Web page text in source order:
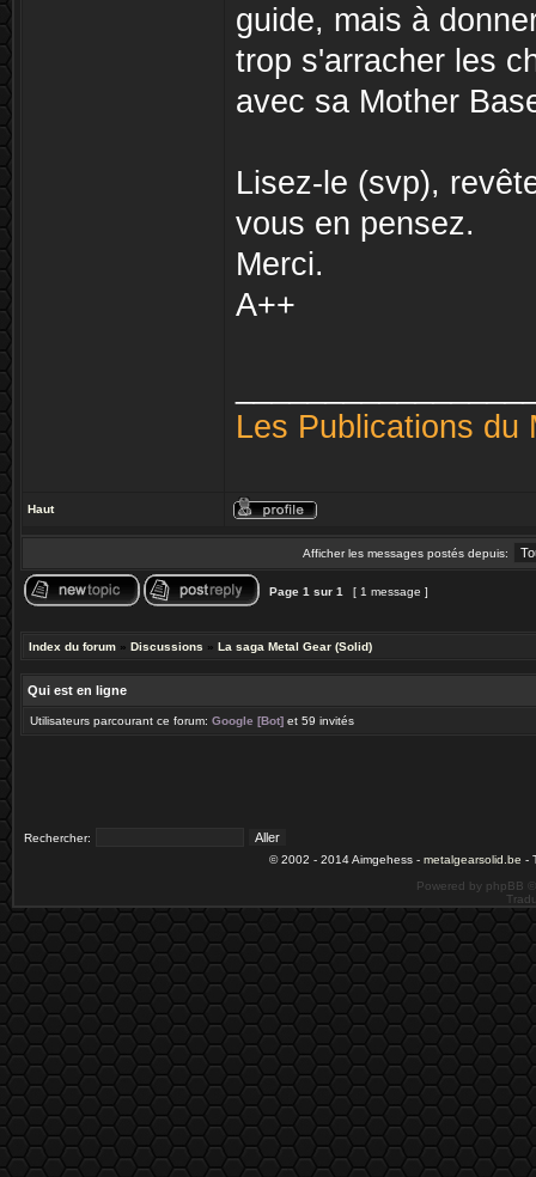
guide, mais à
trop s'arracher les
avec sa Mother
Lisez-le (svp),
vous en pensez.
Merci.
A++
Les Publications du
Haut
Afficher les messages postés depuis:
Page 1 sur 1 [ 1 message ]
Index du forum » Discussions » La saga Metal Gear (Solid)
Qui est en ligne
Utilisateurs parcourant ce forum: Google [Bot] et 59 invités
Rechercher:
© 2002 - 2014 Aimgehess - metalgearsolid.be -
Powered by phpBB